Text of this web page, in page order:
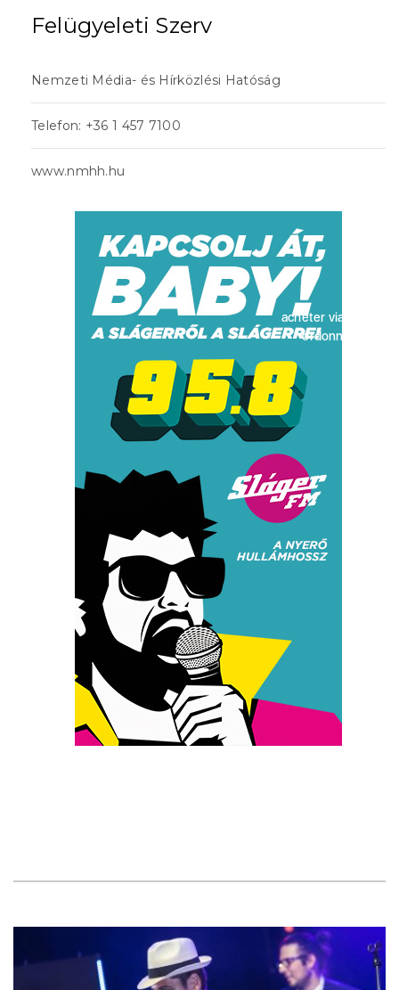
Felügyeleti Szerv
Nemzeti Média- és Hírközlési Hatóság
Telefon: +36 1 457 7100
www.nmhh.hu
acheter viagra sans
ordonnance